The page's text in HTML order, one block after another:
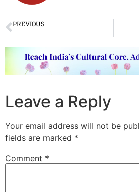
PREVIOUS
Leave a Reply
Your email address will not be
fields are marked *
Comment *